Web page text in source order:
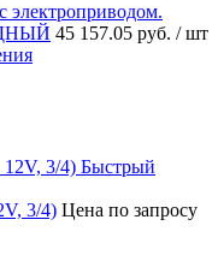
электроприводом.
45 157.05 руб. / шт
Быстрый
3/4) Цена по запросу